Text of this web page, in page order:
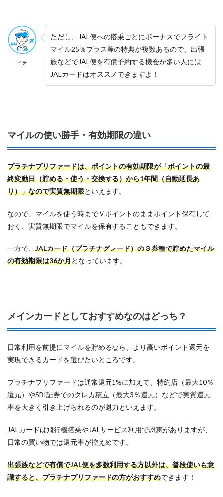
イチ
ただし、JAL便への搭乗ごとにボーナスでフライト
マイル25％プラス等の特典が複数あるので、出張
族などでJAL便を有償予約する機会が多い人には
JALカードはオススメできますよ！
マイルの使い勝手・有効期限の違い
プラチナプリファードは、ポイントの有効期限が「ポイントの最
終変動日（貯める・使う・交換する）から1年間（自動延長あ
り）」なので実質無期限といえます。
なので、マイルを使う時までＶポイントのままポイント保有して
おく、実質無期限でマイルを保有することもできます。
一方で、 JALカード（プラチナグレード）の３券種で貯めたマイル
の有効期限は36か月となっています。
メインカードとしておすすめなのはどっち？
日常利用を前提にマイルを貯めるなら、より高いポイント還元を
実現できるカードを選びたいところです。
プラチナプリファードは通常還元1%に加えて、特約店（最大10％
還元）やSBI証券でのクレカ積立（最大3％還元）などで実質還元
率を大きく引き上げられるのが魅力といえます。
JALカードは飛行機搭乗やJALサービス利用で恩恵がありますが、
日常の買い物では還元率が控えめです。
出張族などで有償でJAL便を多数利用する方以外は、普段使いも意
識すると、プラチナプリファードの方がおすすめできます！